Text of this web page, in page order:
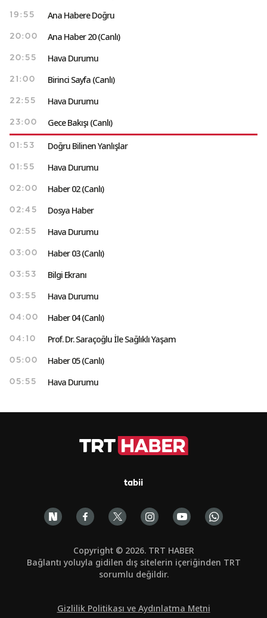
19:55 Ana Habere Doğru
20:00 Ana Haber 20 (Canlı)
20:55 Hava Durumu
21:00 Birinci Sayfa (Canlı)
22:55 Hava Durumu
23:00 Gece Bakışı (Canlı)
01:53 Doğru Bilinen Yanlışlar
01:55 Hava Durumu
02:00 Haber 02 (Canlı)
02:45 Dosya Haber
02:55 Hava Durumu
03:00 Haber 03 (Canlı)
03:53 Bilgi Ekranı
03:55 Hava Durumu
04:00 Haber 04 (Canlı)
04:10 Prof. Dr. Saraçoğlu İle Sağlıklı Yaşam
05:00 Haber 05 (Canlı)
05:55 Hava Durumu
tabii
Copyright © 2026. TRT HABER
Bağlantı yoluyla gidilen dış sitelerin içeriğinden TRT
sorumlu değildir.
Gizlilik Politikası ve Aydınlatma Metni